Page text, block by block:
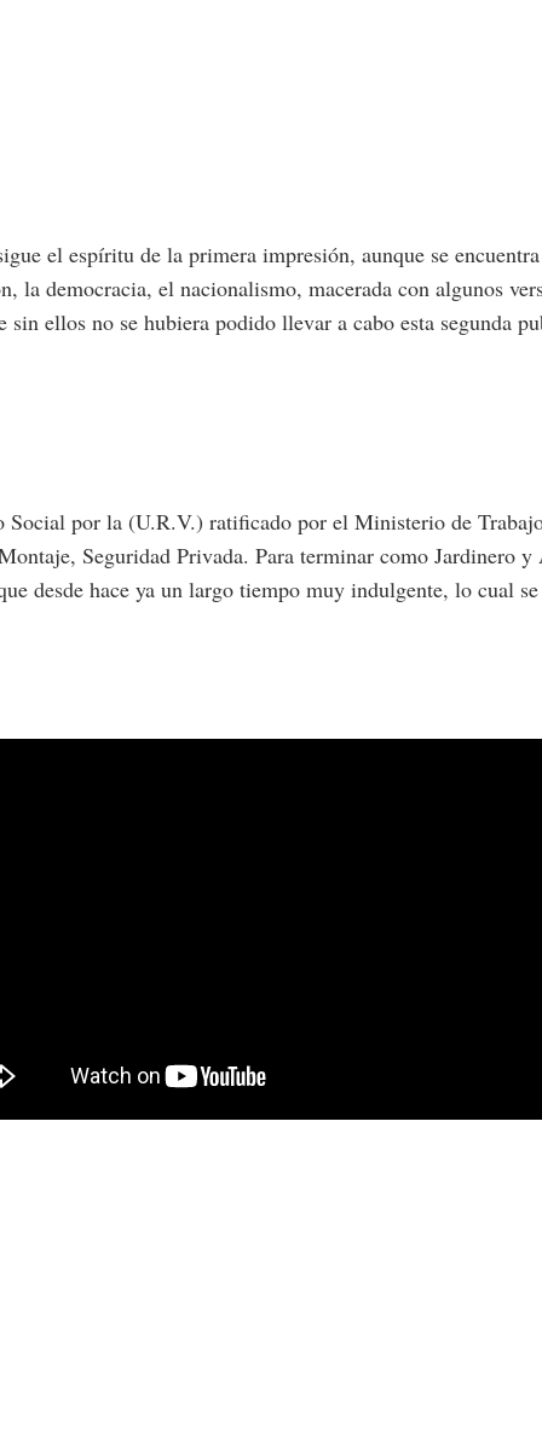
el espíritu de la primera impresión, aunque se
democracia, el nacionalismo, macerada con algunos
ellos no se hubiera podido llevar a cabo esta segunda
por la (U.R.V.) ratificado por el Ministerio de
Seguridad Privada. Para terminar como Jardinero
desde hace ya un largo tiempo muy indulgente, lo cual